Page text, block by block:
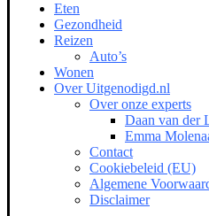
Eten
Gezondheid
Reizen
Auto’s
Wonen
Over Uitgenodigd.nl
Over onze experts
Daan van der
Emma
Contact
Cookiebeleid (EU)
Algemene
Disclaimer